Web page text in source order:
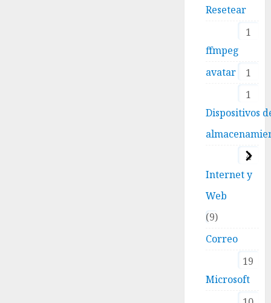
Resetear
1
ffmpeg
1
avatar
1
Dispositivos
4
Internet y
Web
9
Correo
19
Microsoft